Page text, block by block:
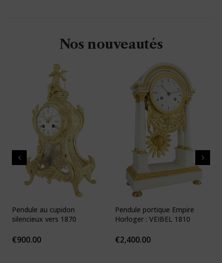
Nos nouveautés
Pendule au cupidon
silencieux vers 1870
€900.00
Pendule portique Empire
Horloger : VEIBEL 1810
€2,400.00